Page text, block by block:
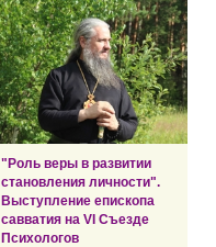
"Роль веры в развитии
становления личности".
Выступление епископа
савватия на VI Съезде
Психологов